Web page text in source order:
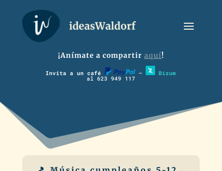
¡Anímate a compartir aquí!
Invita a un café – Bizum
al 623 949 117